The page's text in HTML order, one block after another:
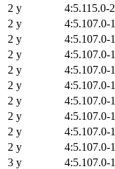
2 y
4:5.115.0-2
2 y
4:5.107.0-1
2 y
4:5.107.0-1
2 y
4:5.107.0-1
2 y
4:5.107.0-1
2 y
4:5.107.0-1
2 y
4:5.107.0-1
2 y
4:5.107.0-1
2 y
4:5.107.0-1
2 y
4:5.107.0-1
3 y
4:5.107.0-1